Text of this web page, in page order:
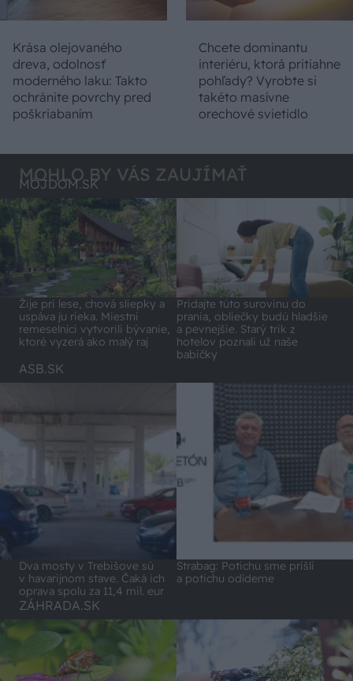
Krása olejovaného
dreva, odolnosť
moderného laku: Takto
ochránite povrchy pred
poškriabaním
Chcete dominantu
interiéru, ktorá pritiahne
pohľady? Vyrobte si
takéto masívne
orechové svietidlo
MOHLO BY VÁS ZAUJÍMAŤ
MÔJDOM.SK
Žije pri lese, chová sliepky a
uspáva ju rieka. Miestni
remeselníci vytvorili bývanie,
ktoré vyzerá ako malý raj
Pridajte túto surovinu do
prania, obliečky budú hladšie
a pevnejšie. Starý trik z
hotelov poznali už naše
babičky
ASB.SK
Dva mosty v Trebišove sú
v havarijnom stave. Čaká ich
oprava spolu za 11,4 mil. eur
Strabag: Potichu sme prišli
a potichu odídeme
ZÁHRADA.SK